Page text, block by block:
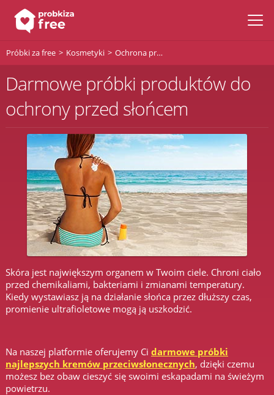
Próbki za free Kosmetyki Ochrona przeciwsłoneczna
Darmowe próbki produktów do
ochrony przed słońcem
Skóra jest największym organem w Twoim ciele. Chroni ciało
przed chemikaliami, bakteriami i zmianami temperatury.
Kiedy wystawiasz ją na działanie słońca przez dłuższy czas,
promienie ultrafioletowe mogą ją uszkodzić.
Na naszej platformie oferujemy Ci darmowe próbki
najlepszych kremów przeciwsłonecznych, dzięki czemu
możesz bez obaw cieszyć się swoimi eskapadami na świeżym
powietrzu.